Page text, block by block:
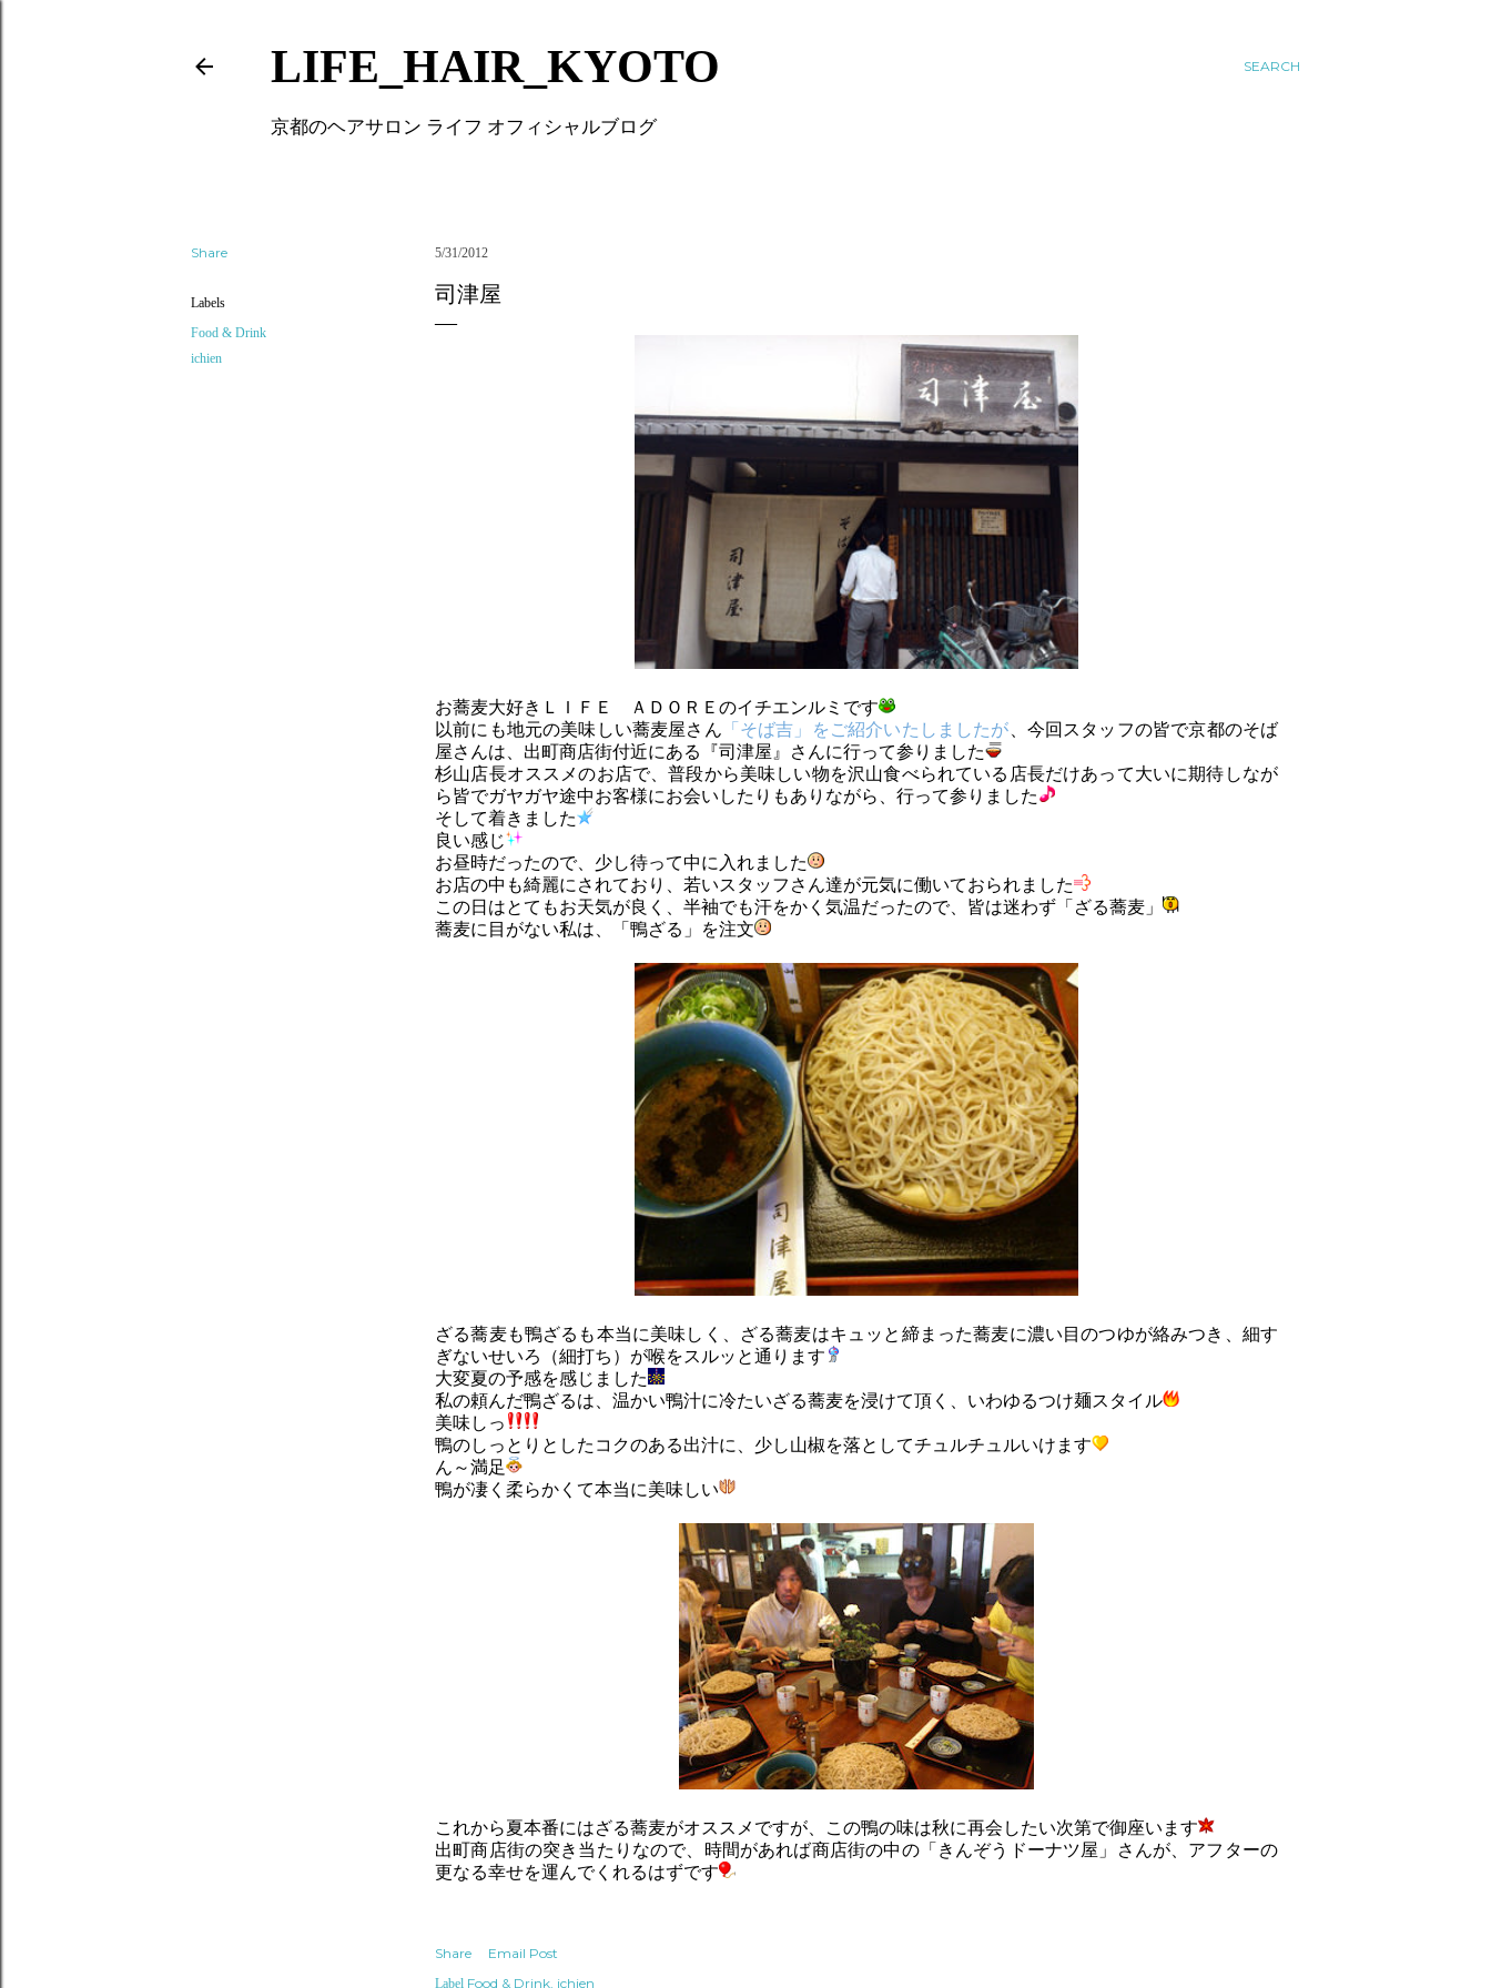
SEARCH
LIFE_HAIR_KYOTO
京都のヘアサロン ライフ オフィシャルブログ
Share
Labels
Food & Drink
ichien
5/31/2012
司津屋
お蕎麦大好きＬＩＦＥ ＡＤＯＲＥのイチエンルミです
以前にも地元の美味しい蕎麦屋さん 「そば吉」をご紹介いたしましたが 、今回スタッフの皆で京都のそば
屋さんは、出町商店街付近にある『司津屋』さんに行って参りました
杉山店長オススメのお店で、普段から美味しい物を沢山食べられている店長だけあって大いに期待しなが
ら皆でガヤガヤ途中お客様にお会いしたりもありながら、行って参りました
そして着きました
良い感じ
お昼時だったので、少し待って中に入れました
お店の中も綺麗にされており、若いスタッフさん達が元気に働いておられました
この日はとてもお天気が良く、半袖でも汗をかく気温だったので、皆は迷わず「ざる蕎麦」
蕎麦に目がない私は、「鴨ざる」を注文
ざる蕎麦も鴨ざるも本当に美味しく、ざる蕎麦はキュッと締まった蕎麦に濃い目のつゆが絡みつき、細す
ぎないせいろ（細打ち）が喉をスルッと通ります
大変夏の予感を感じました
私の頼んだ鴨ざるは、温かい鴨汁に冷たいざる蕎麦を浸けて頂く、いわゆるつけ麺スタイル
美味しっ
鴨のしっとりとしたコクのある出汁に、少し山椒を落としてチュルチュルいけます
ん～満足
鴨が凄く柔らかくて本当に美味しい
これから夏本番にはざる蕎麦がオススメですが、この鴨の味は秋に再会したい次第で御座います
出町商店街の突き当たりなので、時間があれば商店街の中の「きんぞうドーナツ屋」さんが、アフターの
更なる幸せを運んでくれるはずです
Share Email Post
Label Food & Drink ichien